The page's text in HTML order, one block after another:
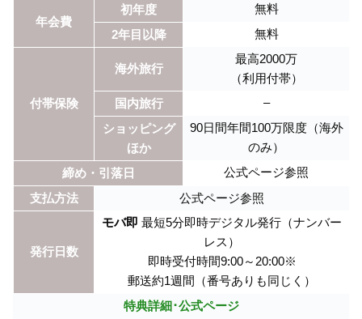
年会費
初年度
無料
2年目以降
無料
付帯保険
海外旅行
最高2000万
（利用付帯）
国内旅行
–
ショッピング
ほか
90日間年間100万限度（海外
のみ）
締め・引落日
公式ページ参照
支払方法
公式ページ参照
発行日数
モバ即 最短5分即時デジタル発行（ナンバー
レス）
即時受付時間9:00～20:00※
郵送約1週間（番号ありも同じく）
特典詳細･公式ページ